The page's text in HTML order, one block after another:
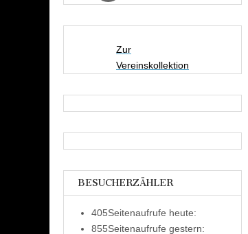
Zur
Vereinskollektion
BESUCHERZÄHLER
405Seitenaufrufe heute:
855Seitenaufrufe gestern: